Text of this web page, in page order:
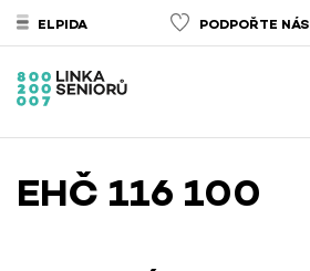
ELPIDA PODPOŘTE NÁS
EHČ 116 100